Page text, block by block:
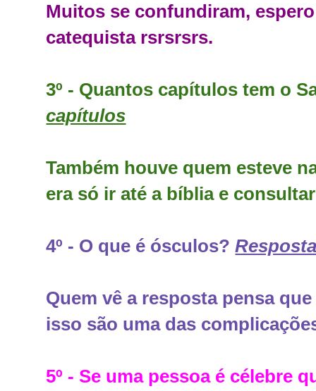
Muitos se confundiram,
catequista rsrsrsrs.
3º - Quantos capítulos tem o
capítulos
Também houve quem esteve
era só ir até a bíblia e
4º - O que é ósculos?
Quem vê a resposta pensa
isso são uma das
5º - Se uma pessoa é célebre